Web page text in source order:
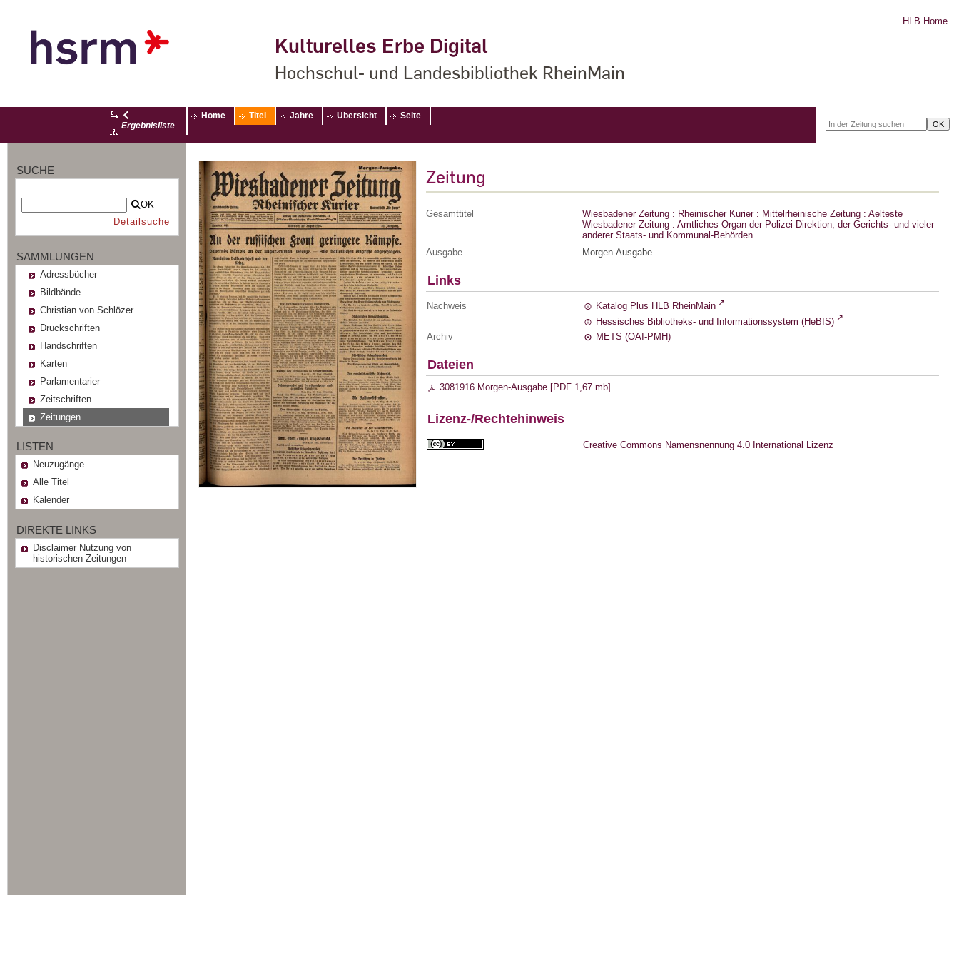
Kulturelles Erbe Digital
Hochschul- und Landesbibliothek RheinMain
HLB Home
Ergebnisliste
Home Titel Jahre Übersicht Seite
SUCHE
OK
Detailsuche
SAMMLUNGEN
Adressbücher
Bildbände
Christian von Schlözer
Druckschriften
Handschriften
Karten
Parlamentarier
Zeitschriften
Zeitungen
LISTEN
Neuzugänge
Alle Titel
Kalender
DIREKTE LINKS
Disclaimer Nutzung von
historischen Zeitungen
Zeitung
Gesamttitel
Wiesbadener Zeitung : Rheinischer Kurier : Mittelrheinische Zeitung : Aelteste
Wiesbadener Zeitung : Amtliches Organ der Polizei-Direktion, der Gerichts- und vieler
anderer Staats- und Kommunal-Behörden
Ausgabe
Morgen-Ausgabe
Links
Nachweis
Katalog Plus HLB RheinMain
Hessisches Bibliotheks- und Informationssystem (HeBIS)
Archiv
METS (OAI-PMH)
Dateien
3081916 Morgen-Ausgabe [PDF 1,67 mb]
Lizenz-/Rechtehinweis
Creative Commons Namensnennung 4.0 International Lizenz